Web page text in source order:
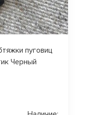
пуговиц
Черный